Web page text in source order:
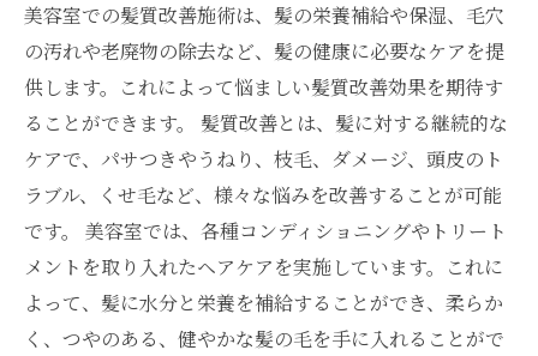
美容室での髪質改善施術は、髪の栄養補給や保湿、毛穴
の汚れや老廃物の除去など、髪の健康に必要なケアを提
供します。これによって悩ましい髪質改善効果を期待す
ることができます。 髪質改善とは、髪に対する継続的な
ケアで、パサつきやうねり、枝毛、ダメージ、頭皮のト
ラブル、くせ毛など、様々な悩みを改善することが可能
です。 美容室では、各種コンディショニングやトリート
メントを取り入れたヘアケアを実施しています。これに
よって、髪に水分と栄養を補給することができ、柔らか
く、つやのある、健やかな髪の毛を手に入れることがで